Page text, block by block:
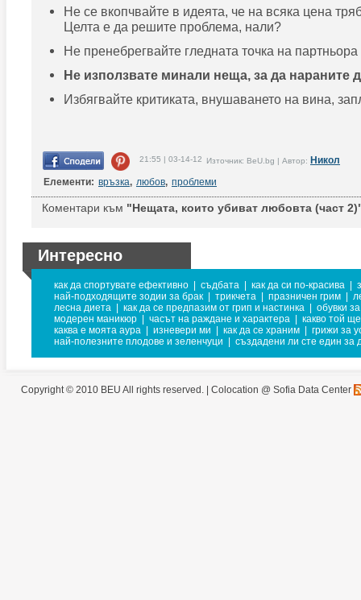
Не се вкопчвайте в идеята, че на всяка цена
Целта е да решите проблема, нали?
Не пренебрегвайте гледната точка на партньора
Не използвате минали неща, за да нараните
Избягвайте критиката, внушаването на вина,
21:55 | 03-14-12 Източник: BeU.bg | Автор: Никол
Елементи: връзка, любов, проблеми
Коментари към "Нещата, които убиват любовта (част
Интересно
как да спортувате ефективно съдбата как да си по-красива
най-подходящите зодии за брак
трикчета празничен грим
лесна диета
как да се предпазим от грип и настинка
обувки
модерен маникюр
часът на раждане и характера
какво той
каква е моята аура
изневери ми как да се храним
грижи за
най-полезните плодове и зеленчуци
създадени ли сте един за
Copyright © 2010 BEU All rights reserved. | Colocation @ Sofia Data Center